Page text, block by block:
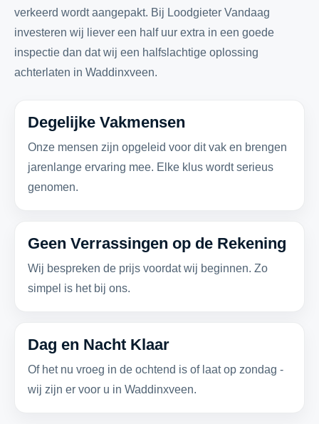
verkeerd wordt aangepakt. Bij Loodgieter Vandaag
investeren wij liever een half uur extra in een goede
inspectie dan dat wij een halfslachtige oplossing
achterlaten in Waddinxveen.
Degelijke Vakmensen
Onze mensen zijn opgeleid voor dit vak en brengen
jarenlange ervaring mee. Elke klus wordt serieus
genomen.
Geen Verrassingen op de Rekening
Wij bespreken de prijs voordat wij beginnen. Zo
simpel is het bij ons.
Dag en Nacht Klaar
Of het nu vroeg in de ochtend is of laat op zondag -
wij zijn er voor u in Waddinxveen.